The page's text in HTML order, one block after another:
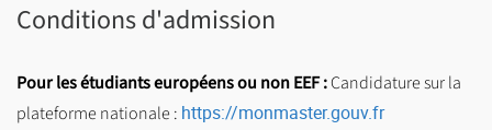
Conditions d'admission
Pour les étudiants européens ou non EEF :Candidature sur la
plateforme nationale : https://monmaster.gouv.fr